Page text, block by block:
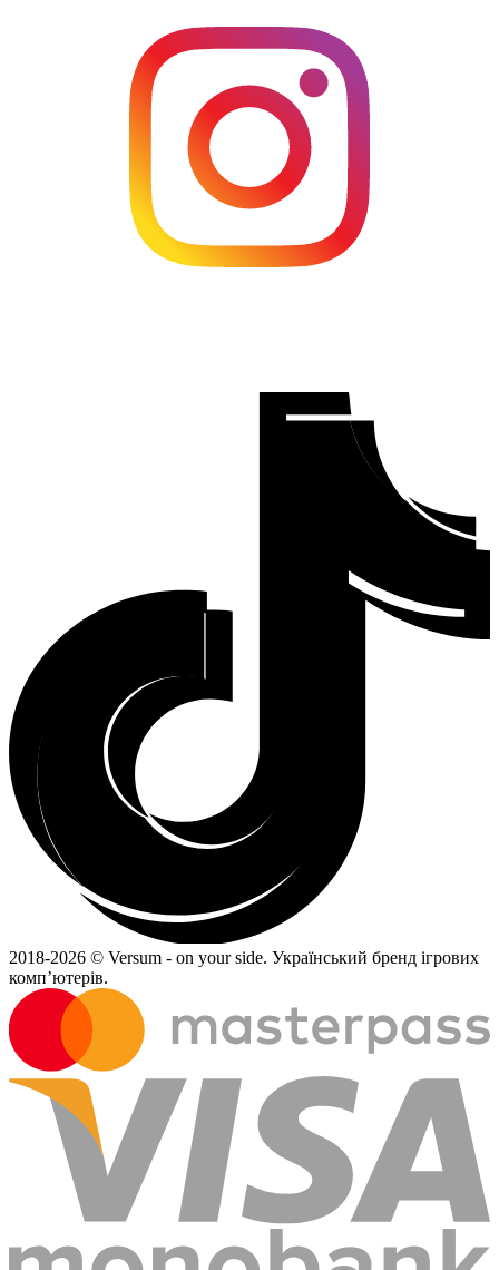
2018-2026 © Versum - on your side. Український бренд ігрових
комп’ютерів.